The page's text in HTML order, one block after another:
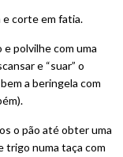
e corte em fatia.
polvilhe com uma
e “suar” o
a beringela com
o pão até obter uma
trigo numa taça com